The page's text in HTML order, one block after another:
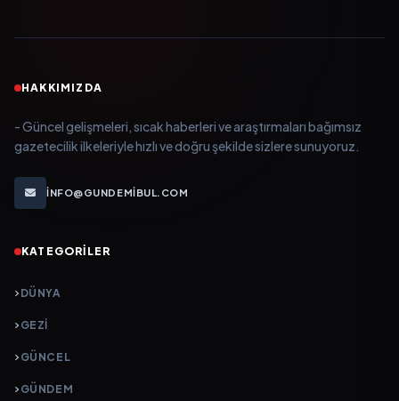
HAKKIMIZDA
- Güncel gelişmeleri, sıcak haberleri ve araştırmaları bağımsız
gazetecilik ilkeleriyle hızlı ve doğru şekilde sizlere sunuyoruz.
INFO@GUNDEMIBUL.COM
KATEGORILER
DÜNYA
GEZI
GÜNCEL
GÜNDEM